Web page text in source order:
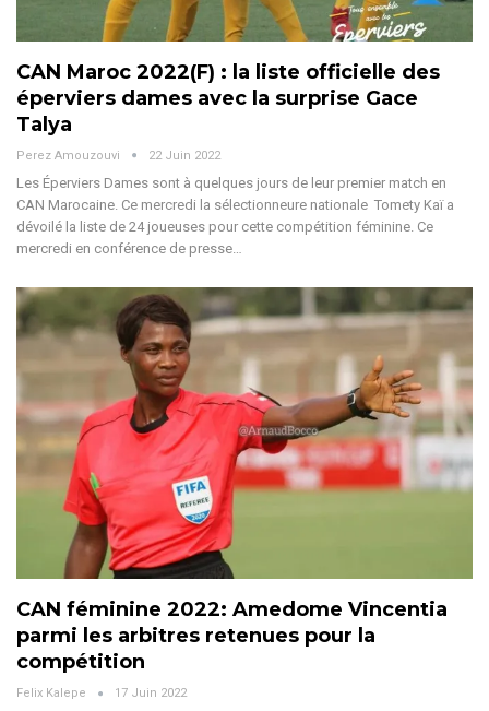
CAN Maroc 2022(F) : la liste officielle des
éperviers dames avec la surprise Gace
Talya
Perez Amouzouvi 22 Juin 2022
Les Éperviers Dames sont à quelques jours de leur premier match en
CAN Marocaine. Ce mercredi la sélectionneure nationale Tomety Kaï a
dévoilé la liste de 24 joueuses pour cette compétition féminine. Ce
mercredi en conférence de presse…
CAN féminine 2022: Amedome Vincentia
parmi les arbitres retenues pour la
compétition
Felix Kalepe 17 Juin 2022